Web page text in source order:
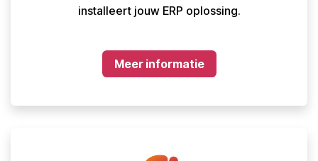
installeert jouw ERP oplossing.
Meer informatie​​